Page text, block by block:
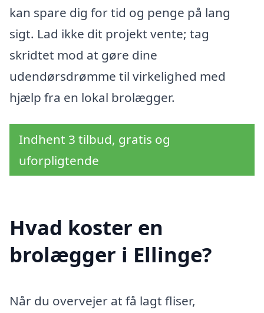
kan spare dig for tid og penge på lang
sigt. Lad ikke dit projekt vente; tag
skridtet mod at gøre dine
udendørsdrømme til virkelighed med
hjælp fra en lokal brolægger.
Indhent 3 tilbud, gratis og
uforpligtende
Hvad koster en
brolægger i Ellinge?
Når du overvejer at få lagt fliser,